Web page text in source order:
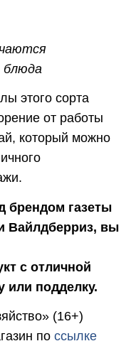
блюда
этого сорта
от работы
который можно
брендом газеты
Вайлдберриз, вы
с отличной
или подделку.
(16+)
по ссылке